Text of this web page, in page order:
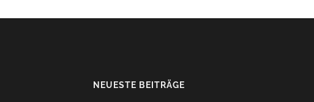
NEUESTE BEITRÄGE